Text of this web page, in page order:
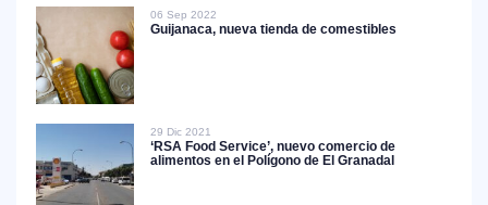
06 Sep 2022
Guijanaca, nueva tienda de comestibles
29 Dic 2021
‘RSA Food Service’, nuevo comercio de
alimentos en el Polígono de El Granadal